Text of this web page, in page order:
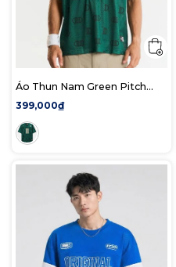
Áo Thun Nam Green Pitch
Form Boxy
399,000₫